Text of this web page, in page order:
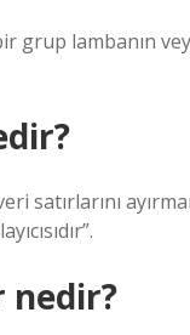
lambanın
satırlarını
nedir?